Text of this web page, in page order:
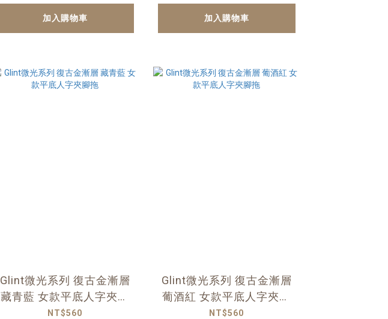
加入購物車 加入購物車
Glint微光系列 復古金漸層
藏青藍 女款平底人字夾腳
拖
NT$560
Glint微光系列 復古金漸層
葡酒紅 女款平底人字夾腳
拖
NT$560